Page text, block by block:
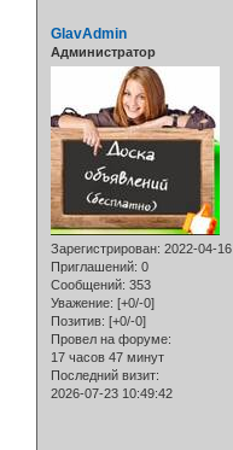
GlavAdmin
Администратор
Зарегистрирован: 2022-04-16
Приглашений: 0
Сообщений: 353
Уважение: [+0/-0]
Позитив: [+0/-0]
Провел на форуме:
17 часов 47 минут
Последний визит:
2026-07-23 10:49:42